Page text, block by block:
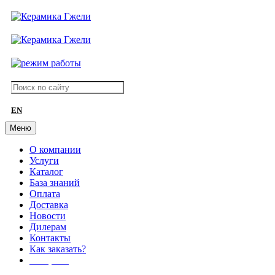
EN
Меню
О компании
Услуги
Каталог
База знаний
Оплата
Доставка
Новости
Дилерам
Контакты
Как заказать?